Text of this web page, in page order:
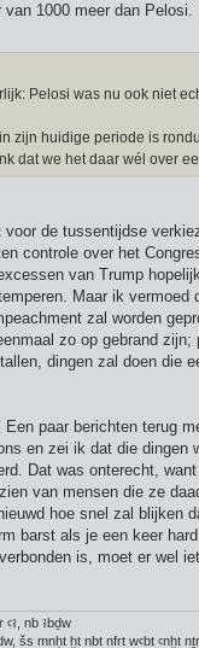
1000 meer dan Pelosi.
Pelosi was nu ook niet
zijn huidige periode is
dat we het daar wél over
de tussentijdse
controle over het
van Trump
Maar ik vermoed
zal worden
zo op gebrand zijn;
dingen zal doen die
paar berichten terug
en zei ik dat die dingen
Dat was onterecht,
van mensen die ze
hoe snel zal blijken
barst als je een keer
is, moet er wel
nb ꜣbḏw
šs mnḥt ḫt nbt nfrt wꜥbt ꜥnḫt